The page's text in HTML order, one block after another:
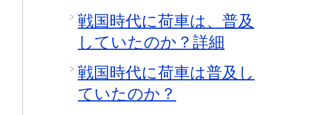
戦国時代に荷車は、普及
していたのか？詳細
戦国時代に荷車は普及し
ていたのか？